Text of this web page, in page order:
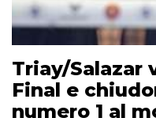
Triay/Salazar
Final e
numero 1 al